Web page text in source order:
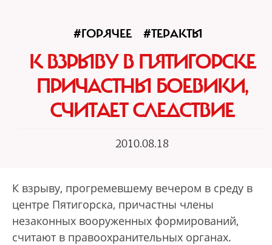
#ГОРЯЧЕЕ #ТЕРАКТЫ
К ВЗРЫВУ В ПЯТИГОРСКЕ
ПРИЧАСТНЫ БОЕВИКИ,
СЧИТАЕТ СЛЕДСТВИЕ
2010.08.18
К взрыву, прогремевшему вечером в среду в
центре Пятигорска, причастны члены
незаконных вооруженных формирований,
считают в правоохранительных органах.